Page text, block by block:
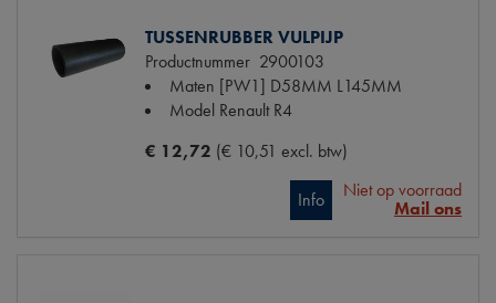
TUSSENRUBBER VULPIJP
Productnummer 2900103
Maten [PW1] D58MM L145MM
Model Renault R4
€ 12,72 (€ 10,51 excl. btw)
Info
Niet op voorraad
Mail ons